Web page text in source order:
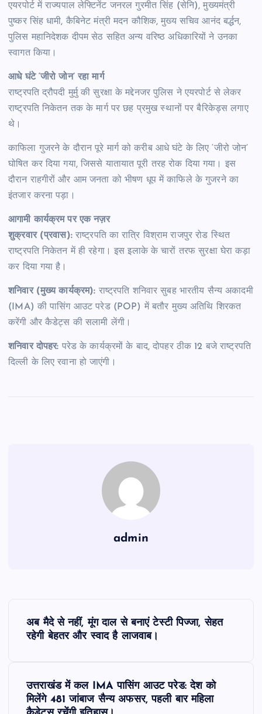
एयरपोर्ट में राज्यपाल लेफ्टिनेंट जनरल गुरमीत सिंह (सेनि), मुख्यमंत्री
पुष्कर सिंह धामी, कैबिनेट मंत्री मदन कौशिक, मुख्य सचिव आनंद बर्द्धन,
पुलिस महानिदेशक दीपम सेठ सहित अन्य वरिष्ठ अधिकारियों ने उनका
स्वागत किया।
आधे घंटे ‘जीरो जोन’ रहा मार्ग
राष्ट्रपति द्रौपदी मुर्मु की सुरक्षा के मद्देनजर पुलिस ने एयरपोर्ट से लेकर
राष्ट्रपति निकेतन तक के मार्ग पर छह प्रमुख स्थानों पर बैरिकेड्स लगाए
थे।
काफिला गुजरने के दौरान पूरे मार्ग को करीब आधे घंटे के लिए ‘जीरो जोन’
घोषित कर दिया गया, जिससे यातायात पूरी तरह रोक दिया गया। इस
दौरान राहगीरों और आम जनता को भीषण धूप में काफिले के गुजरने का
इंतजार करना पड़ा।
आगामी कार्यक्रम पर एक नज़र
शुक्रवार (प्रवास):राष्ट्रपति का रात्रि विश्राम राजपुर रोड स्थित
राष्ट्रपति निकेतन में ही रहेगा। इस इलाके के चारों तरफ सुरक्षा घेरा कड़ा
कर दिया गया है।
शनिवार (मुख्य कार्यक्रम): राष्ट्रपति शनिवार सुबह भारतीय सैन्य अकादमी
(IMA) की पासिंग आउट परेड (POP) में बतौर मुख्य अतिथि शिरकत
करेंगी और कैडेट्स की सलामी लेंगी।
शनिवार दोपहर: परेड के कार्यक्रमों के बाद, दोपहर ठीक 12 बजे राष्ट्रपति
दिल्ली के लिए रवाना हो जाएंगी।
admin
अब मैदे से नहीं, मूंग दाल से बनाएं टेस्टी पिज्जा, सेहत
रहेगी बेहतर और स्वाद है लाजवाब।
उत्तराखंड में कल IMA पासिंग आउट परेड: देश को
मिलेंगे 481 जांबाज सैन्य अफसर, पहली बार महिला